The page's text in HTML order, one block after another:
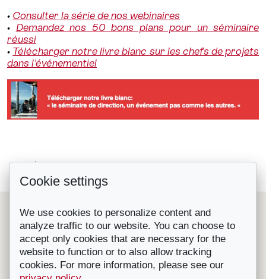
• Consulter la série de nos webinaires
• Demandez nos 50 bons plans pour un séminaire
réussi
• Télécharger notre livre blanc sur les chefs de projets
dans l'événementiel
Fête des vignerons 2019 : un évènement...
Le Suisse Convention Bureau (SCIB) est une organisation
nationale à but non lucratif qui représente les principales
destinations et prestataires de congrès, séminaires et
incentives en Suisse.
Affilié à l'OT Suisse, il fournit gratuitement des conseils et
de l'aide pour l'organisation de congrès, convention,
séminaires, incentives, voyages RP etc. en Suisse.
Cookie settings
We use cookies to personalize content and
analyze traffic to our website. You can choose to
accept only cookies that are necessary for the
website to function or to also allow tracking
cookies. For more information, please see our